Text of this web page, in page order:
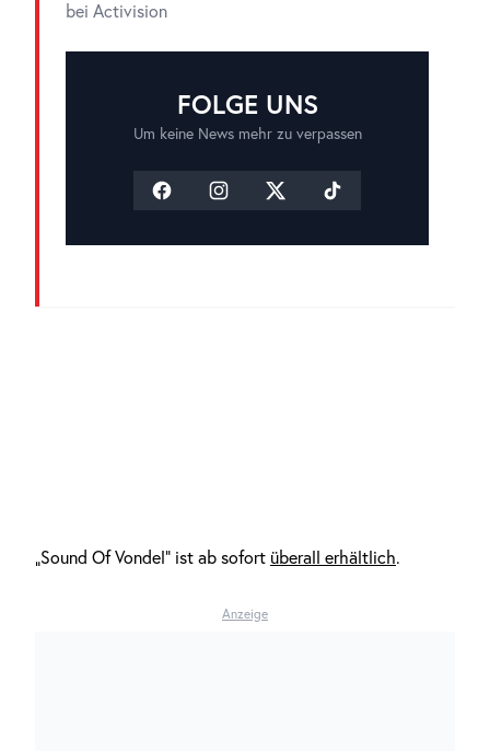
bei Activision
FOLGE UNS
Um keine News mehr zu verpassen
„Sound Of Vondel“ ist ab sofort überall erhältlich.
Anzeige